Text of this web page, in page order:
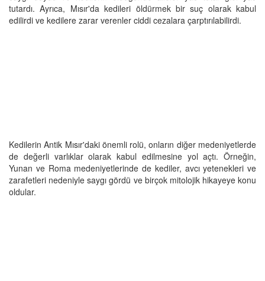
tutardı. Ayrıca, Mısır'da kedileri öldürmek bir suç olarak kabul
edilirdi ve kedilere zarar verenler ciddi cezalara çarptırılabilirdi.
Kedilerin Antik Mısır'daki önemli rolü, onların diğer medeniyetlerde
de değerli varlıklar olarak kabul edilmesine yol açtı. Örneğin,
Yunan ve Roma medeniyetlerinde de kediler, avcı yetenekleri ve
zarafetleri nedeniyle saygı gördü ve birçok mitolojik hikayeye konu
oldular.